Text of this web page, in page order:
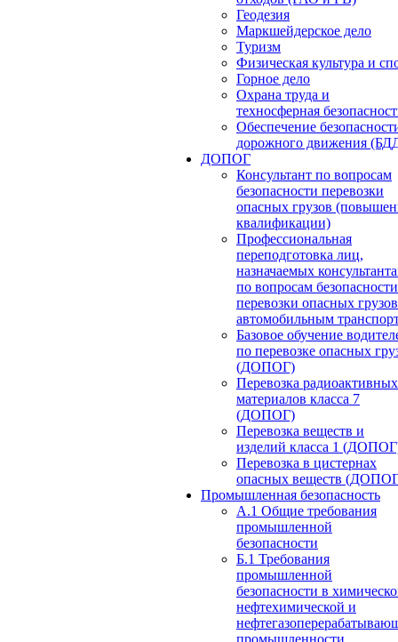
Геодезия
Маркшейдерское дело
Туризм
Физическая культура и
Горное дело
Охрана труда и
техносферная
Обеспечение
дорожного движения
ДОПОГ
Консультант по вопросам
безопасности перевозки
опасных грузов
квалификации)
Профессиональная
переподготовка лиц,
назначаемых
по вопросам безопасности
перевозки опасных грузов
автомобильным
Базовое обучение
по перевозке опасных
(ДОПОГ)
Перевозка радиоактивных
материалов класса 7
(ДОПОГ)
Перевозка веществ и
изделий класса 1
Перевозка в цистернах
опасных веществ
Промышленная безопасность
А.1 Общие требования
промышленной
безопасности
Б.1 Требования
промышленной
безопасности в
нефтехимической и
промышленности